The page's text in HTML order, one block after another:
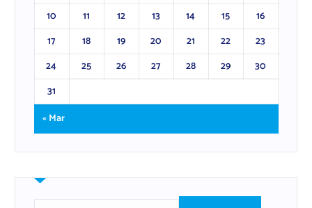
10
11 12 13 14 15
16
17
18 19 20 21 22
23
24
25 26 27 28 29
30
31
« Mar